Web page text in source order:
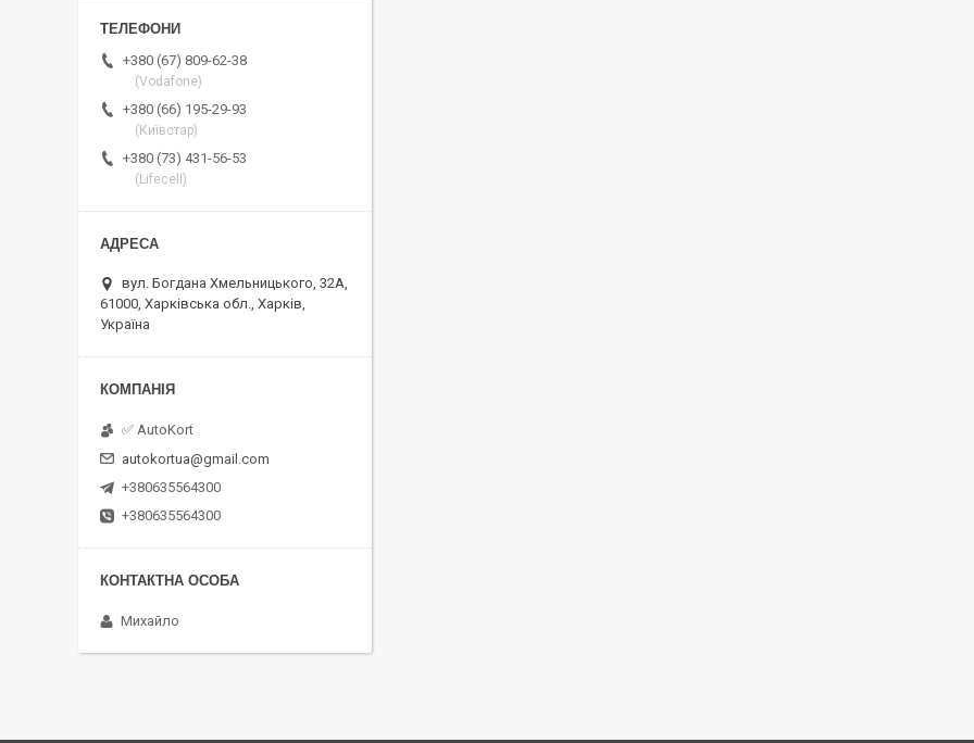
+380 (67) 809-62-38
(Vodafone)
+380 (66) 195-29-93
(Київстар)
+380 (73) 431-56-53
(Lifecell)
вул. Богдана Хмельницького, 32А,
61000, Харківська обл., Харків,
Україна
✅ AutoKort
autokortua@gmail.com
+380635564300
+380635564300
Михайло